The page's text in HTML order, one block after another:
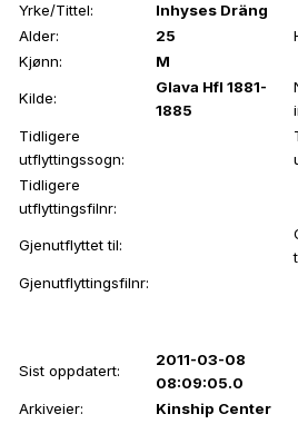
Yrke/Tittel:
Inhyses Dräng
Alder:
25
Kjønn:
M
Kilde:
Glava Hfl 1881-
1885
Tidligere
utflyttingssogn:
Tidligere
utflyttingsfilnr:
Gjenutflyttet til:
Gjenutflyttingsfilnr:
Sist oppdatert:
2011-03-08
08:09:05.0
Arkiveier:
Kinship Center